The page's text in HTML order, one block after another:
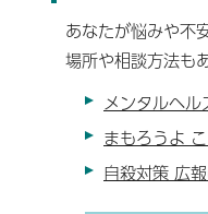
あなたが悩みや不
場所や相談方法も
メンタルヘル
まもろうよ
自殺対策 広